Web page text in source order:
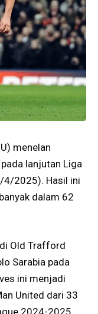
menelan
lanjutan Liga
4/2025). Hasil ini
dalam 62
Old Trafford
Sarabia pada
ini menjadi
United dari 33
2024-2025.